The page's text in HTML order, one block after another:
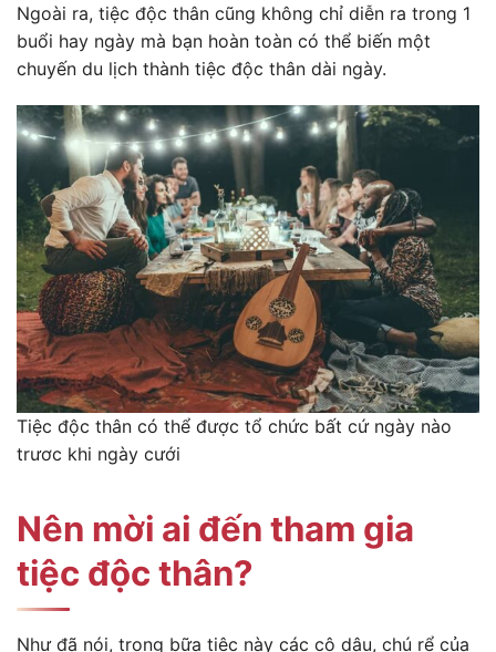
Ngoài ra, tiệc độc thân cũng không chỉ diễn ra trong 1
buổi hay ngày mà bạn hoàn toàn có thể biến một
chuyến du lịch thành tiệc độc thân dài ngày.
Tiệc độc thân có thể được tổ chức bất cứ ngày nào
trươc khi ngày cưới
Nên mời ai đến tham gia
tiệc độc thân?
Như đã nói, trong bữa tiệc này các cô dâu, chú rể của